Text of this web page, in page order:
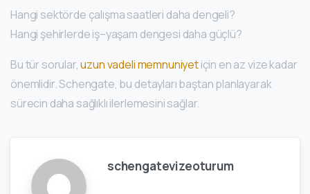
Hangi sektörde çalışma saatleri daha dengeli?
Hangi şehirlerde iş–yaşam dengesi daha güçlü?
Bu tür sorular,uzun vadeli memnuniyetiçin en az vize kadar
önemlidir. Schengate, bu detayları baştan planlayarak
sürecin daha sağlıklı ilerlemesini sağlar.
schengatevizeoturum